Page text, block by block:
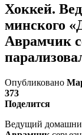
Хоккей.
минского
Аврамчик
Опубликовано
373
Поделится
Ведущий